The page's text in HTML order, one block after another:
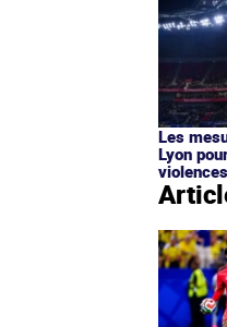
Les
Lyon